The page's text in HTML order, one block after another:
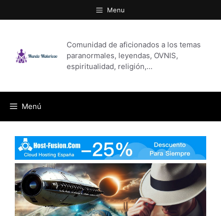
al
Menu
Comunidad de aficionados a los temas
paranormales, leyendas, OVNIS,
espiritualidad, religión,…
Menú